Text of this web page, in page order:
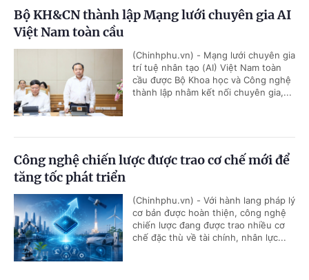
Bộ KH&CN thành lập Mạng lưới chuyên gia AI
Việt Nam toàn cầu
(Chinhphu.vn) - Mạng lưới chuyên gia
trí tuệ nhân tạo (AI) Việt Nam toàn
cầu được Bộ Khoa học và Công nghệ
thành lập nhằm kết nối chuyên gia,...
Công nghệ chiến lược được trao cơ chế mới để
tăng tốc phát triển
(Chinhphu.vn) - Với hành lang pháp lý
cơ bản được hoàn thiện, công nghệ
chiến lược đang được trao nhiều cơ
chế đặc thù về tài chính, nhân lực...